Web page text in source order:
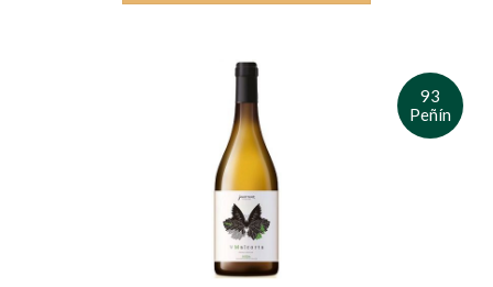
93
Peñín